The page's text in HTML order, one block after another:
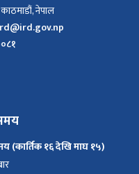
नेपाल
(कार्तिक १६ देखि माघ १५)